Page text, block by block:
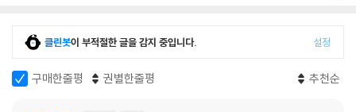
클린봇이 부적절한 글을 감지 중입니다. 설정
구매한줄평 권별한줄평 추천순